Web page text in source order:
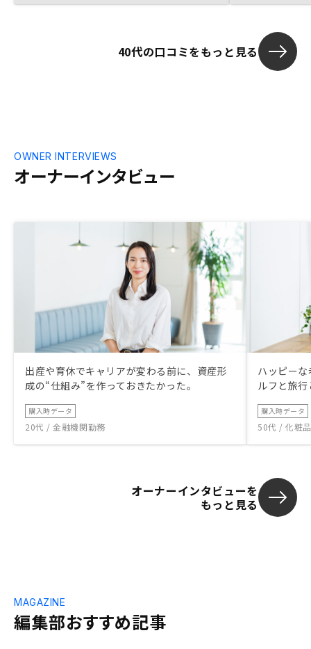
と天秤にかけ、投資を決めました。（面談
前準備。また、都内ワンルーム以外の選択
40代の口コミをもっと見る
オーナーインタビュー
OWNER INTERVIEWS
出産や育休でキャリアが変わる前に、資産形
成の“仕組み”を作っておきたかった。
購入時データ
20代 / 金融機関勤務
ハッピー
ルフと旅
購入時データ
50代 / 化粧
オーナーインタビューを
もっと見る
編集部おすすめ記事
MAGAZINE